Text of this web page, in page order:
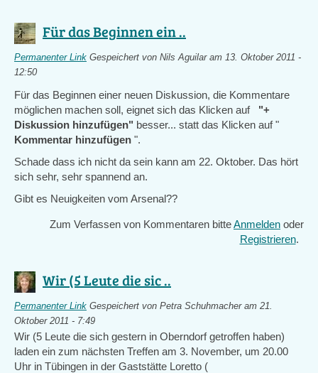
Für das Beginnen ein ..
Permanenter Link Gespeichert von Nils Aguilaram 13. Oktober 2011 -
12:50
Für das Beginnen einer neuen Diskussion, die Kommentare
möglichen machen soll, eignet sich das Klicken auf "+
Diskussion hinzufügen" besser... statt das Klicken auf "
Kommentar hinzufügen ".
Schade dass ich nicht da sein kann am 22. Oktober. Das hört
sich sehr, sehr spannend an.
Gibt es Neuigkeiten vom Arsenal??
Zum Verfassen von Kommentaren bitteAnmelden oder
Registrieren.
Wir (5 Leute die sic ..
Permanenter Link Gespeichert von Petra Schuhmacheram 21.
Oktober 2011 - 7:49
Wir (5 Leute die sich gestern in Oberndorf getroffen haben)
laden ein zum nächsten Treffen am 3. November, um 20.00
Uhr in Tübingen in der Gaststätte Loretto (